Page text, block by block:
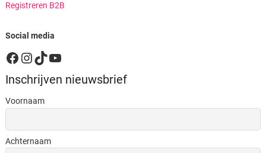
Registreren B2B
Social media
Facebook
Instagram
TikTok
YouTube
Inschrijven nieuwsbrief
Voornaam
Achternaam